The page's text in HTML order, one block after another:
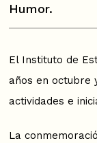
Humor.
El Instituto de
años en octubre
actividades e
La